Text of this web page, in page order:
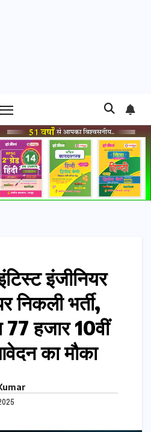
इंजीनियर
निकली भर्ती,
हजार 10वीं
का मौका